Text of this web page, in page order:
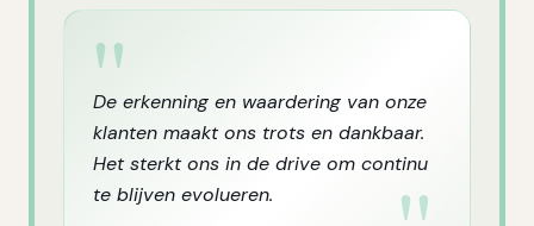
"
De erkenning en waardering van onze
klanten maakt ons trots en dankbaar.
Het sterkt ons in de drive om continu
te blijven evolueren.